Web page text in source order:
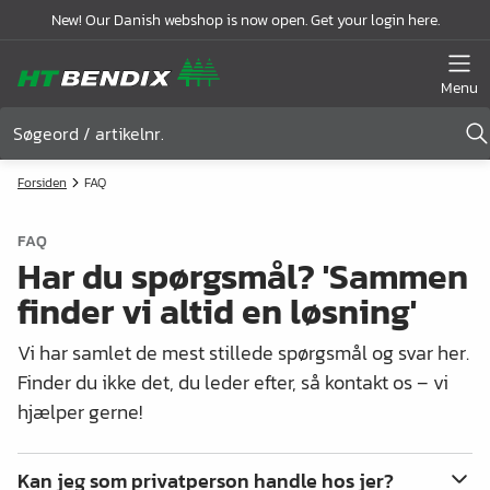
New! Our Danish webshop is now open. Get your login here.
Menu
Forsiden FAQ
FAQ
Har du spørgsmål? 'Sammen
finder vi altid en løsning'
Vi har samlet de mest stillede spørgsmål og svar her.
Finder du ikke det, du leder efter, så kontakt os – vi
hjælper gerne!
Kan jeg som privatperson handle hos jer?